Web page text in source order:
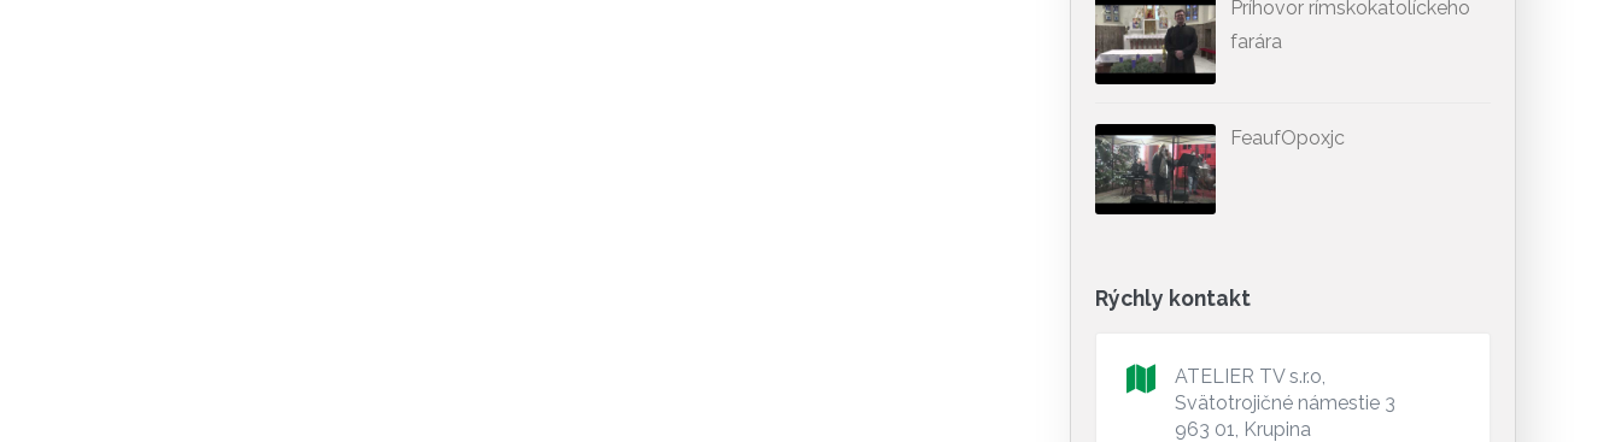
Príhovor rímskokatolíckeho
farára
FeaufOpoxjc
Rýchly kontakt
ATELIER TV s.r.o,
Svätotrojičné námestie 3
963 01, Krupina